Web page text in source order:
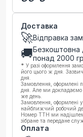
Доставка
🚀Відправка
🚚Безкоштовна
понад 2000
* У разі оформлення
його цього ж дня.
дня.
Замовлення, оформлені
дня. Але ми
же день.
Замовлення, оформлені у
найближчий робочий
Номер ТТН ми
зібране та передане
Оплата